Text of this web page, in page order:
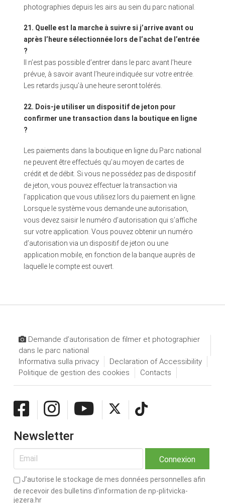
photographies depuis les airs au sein du parc national.
21. Quelle est la marche à suivre si j’arrive avant ou
après l’heure sélectionnée lors de l’achat de l’entrée
?
Il n’est pas possible d’entrer dans le parc avant l’heure
prévue, à savoir avant l’heure indiquée sur votre entrée.
Les retards jusqu’à une heure seront tolérés.
22. Dois-je utiliser un dispositif de jeton pour
confirmer une transaction dans la boutique en ligne
?
Les paiements dans la boutique en ligne du Parc national
ne peuvent être effectués qu’au moyen de cartes de
crédit et de débit. Si vous ne possédez pas de dispositif
de jeton, vous pouvez effectuer la transaction via
l’application que vous utilisez lors du paiement en ligne.
Lorsque le système vous demande une autorisation,
vous devez saisir le numéro d’autorisation qui s’affiche
sur votre application. Vous pouvez obtenir un numéro
d’autorisation via un dispositif de jeton ou une
application mobile, en fonction de la banque auprès de
laquelle le compte est ouvert.
Demande d’autorisation de filmer et photographier
dans le parc national
Informativa sulla privacy
Declaration of Accessibility
Politique de gestion des cookies
Contacts
Newsletter
J’autorise le stockage de mes données personnelles afin
de recevoir des bulletins d’information de np-plitvicka-
jezera.hr